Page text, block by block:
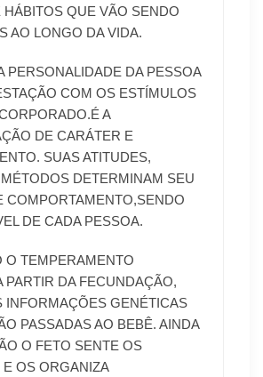
HÁBITOS QUE VÃO SENDO
AO LONGO DA VIDA.
PERSONALIDADE DA PESSOA
COM OS ESTÍMULOS
A
DE CARÁTER E
SUAS ATITUDES,
DETERMINAM SEU
COMPORTAMENTO,SENDO
DE CADA PESSOA.
O TEMPERAMENTO
PARTIR DA FECUNDAÇÃO,
INFORMAÇÕES GENÉTICAS
PASSADAS AO BEBÊ. AINDA
O FETO SENTE OS
OS ORGANIZA